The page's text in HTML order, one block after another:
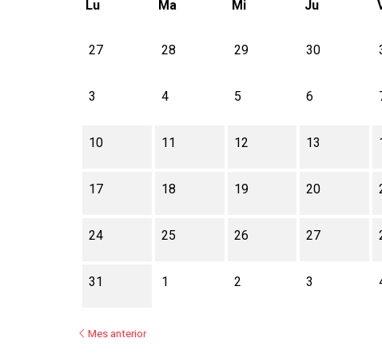
Lu Ma Mi Ju
No hay ninguna actividad este mes
27 28 29 30
3 4 5 6
10 11 12 13
17 18 19 20
24 25 26 27
31 1 2 3
Mes anterior